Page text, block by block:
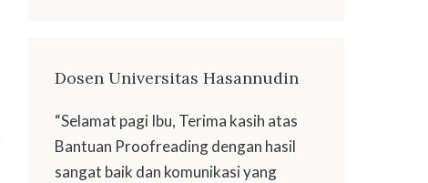
Dosen Universitas Hasannudin
“Selamat pagi Ibu, Terima kasih atas
Bantuan Proofreading dengan hasil
sangat baik dan komunikasi yang